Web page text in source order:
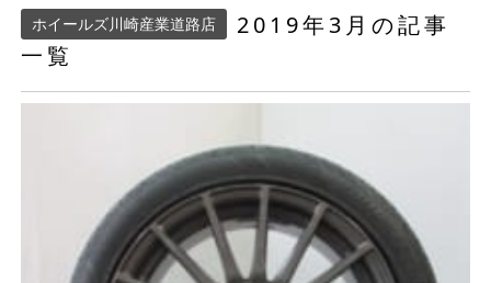
ホイールズ川崎産業道路店
2019年3月の記事
一覧